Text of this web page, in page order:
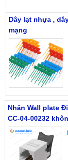
Dây lạt nhựa ,
mạng
Nhân Wall plate
CC-04-00232